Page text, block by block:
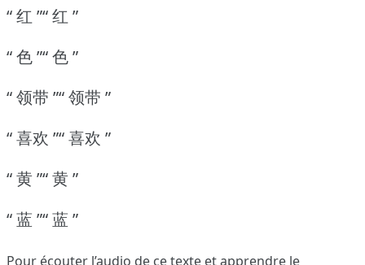
“ 红 ”“ 红 ”
“ 色 ”“ 色 ”
“ 领带 ”“ 领带 ”
“ 喜欢 ”“ 喜欢 ”
“ 黄 ”“ 黄 ”
“ 蓝 ”“ 蓝 ”
Pour écouter l’audio de ce texte et apprendre le